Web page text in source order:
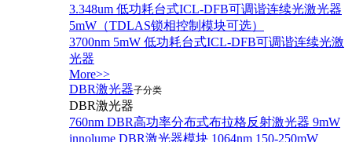
3.348um 低功耗台式ICL-DFB可调谐连续光激光器
5mW（TDLAS锁相控制模块可选）
3700nm 5mW 低功耗台式ICL-DFB可调谐连续光激
光器
More>>
DBR激光器子分类
DBR激光器
760nm DBR高功率分布式布拉格反射激光器 9mW
innolume DBR激光器模块 1064nm 150-250mW